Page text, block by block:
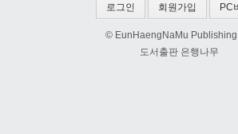
로그인 회원가입 PC
© EunHaengNaMu
도서출판 은행나무